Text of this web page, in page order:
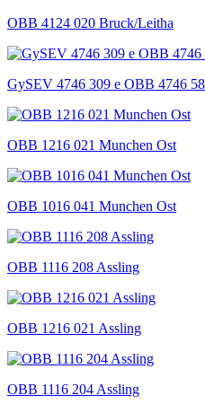
OBB 4124 020 Bruck/Leitha
GySEV 4746 309 e OBB 4746
OBB 1216 021 Munchen Ost
OBB 1016 041 Munchen Ost
OBB 1116 208 Assling
OBB 1216 021 Assling
OBB 1116 204 Assling